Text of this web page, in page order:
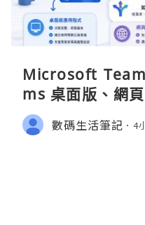
Microsoft
ms 桌面版、網
數碼生活筆記 4